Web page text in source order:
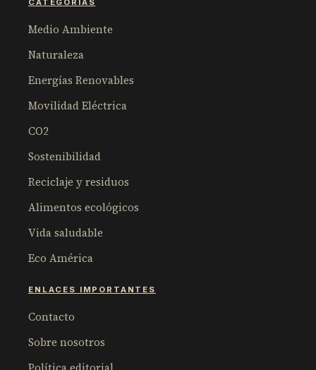
CATEGORÍAS
Medio Ambiente
Naturaleza
Energías Renovables
Movilidad Eléctrica
CO2
Sostenibilidad
Reciclaje y residuos
Alimentos ecológicos
Vida saludable
Eco América
ENLACES IMPORTANTES
Contacto
Sobre nosotros